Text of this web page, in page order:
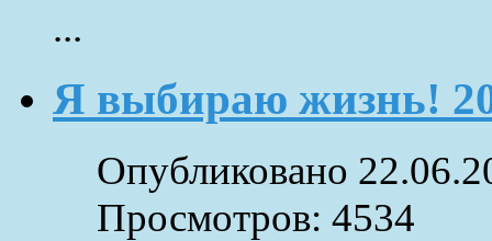
...
Я выбираю жизнь!
Опубликовано
Просмотров: 4534